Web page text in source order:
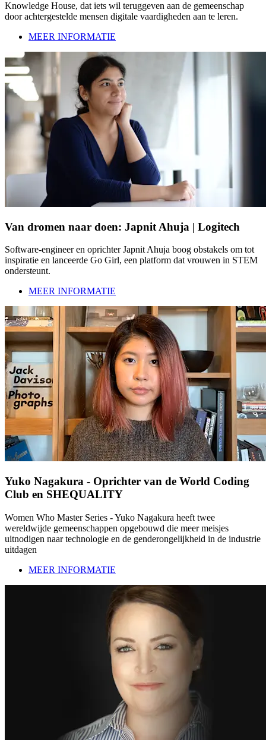
Knowledge House, dat iets wil teruggeven aan de gemeenschap
door achtergestelde mensen digitale vaardigheden aan te leren.
MEER INFORMATIE
Van dromen naar doen: Japnit Ahuja | Logitech
Software-engineer en oprichter Japnit Ahuja boog obstakels om tot
inspiratie en lanceerde Go Girl, een platform dat vrouwen in STEM
ondersteunt.
MEER INFORMATIE
Yuko Nagakura - Oprichter van de World Coding
Club en SHEQUALITY
Women Who Master Series - Yuko Nagakura heeft twee
wereldwijde gemeenschappen opgebouwd die meer meisjes
uitnodigen naar technologie en de genderongelijkheid in de industrie
uitdagen
MEER INFORMATIE